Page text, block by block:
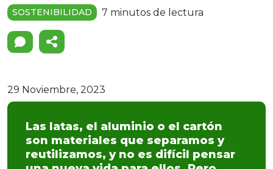
SOSTENIBILIDAD 7 minutos de lectura
29 Noviembre, 2023
Las latas, el aluminio o el cartón
son materiales que separamos y
reutilizamos, y no es difícil pensar